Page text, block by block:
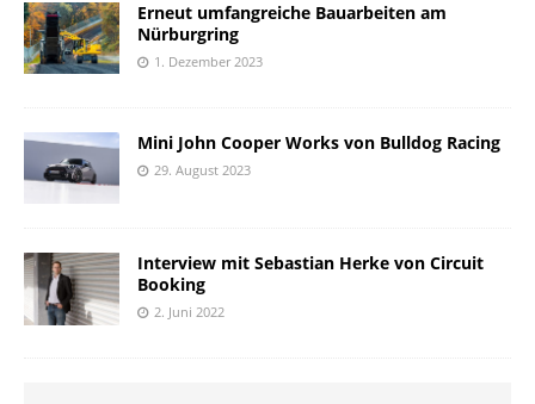
Erneut umfangreiche Bauarbeiten am
Nürburgring
1. Dezember 2023
Mini John Cooper Works von Bulldog Racing
29. August 2023
Interview mit Sebastian Herke von Circuit
Booking
2. Juni 2022